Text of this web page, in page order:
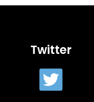
Twitter